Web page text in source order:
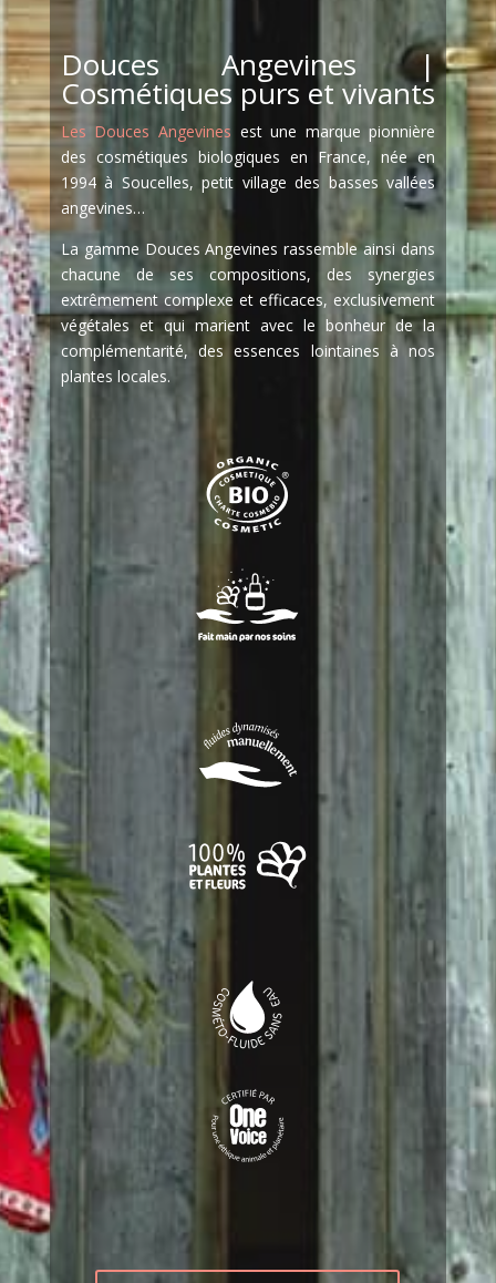
Douces Angevines |
Cosmétiques purs et vivants
Les Douces Angevines est une marque pionnière
des cosmétiques biologiques en France, née en
1994 à Soucelles, petit village des basses vallées
angevines…
La gamme Douces Angevines rassemble ainsi dans
chacune de ses compositions, des synergies
extrêmement complexe et efficaces, exclusivement
végétales et qui marient avec le bonheur de la
complémentarité, des essences lointaines à nos
plantes locales.